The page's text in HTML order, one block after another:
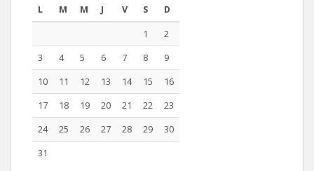
L M M J V S D
1
2
3
4 5 6 7 8
9
10
11 12 13 14 15
16
17
18 19 20 21 22
23
24
25 26 27 28 29
30
31